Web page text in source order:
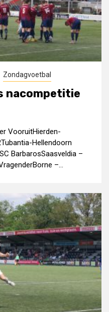
Zondagvoetbal
nacompetitie
VooruitHierden-
Hellendoorn
BarbarosSaasveldia –
–...